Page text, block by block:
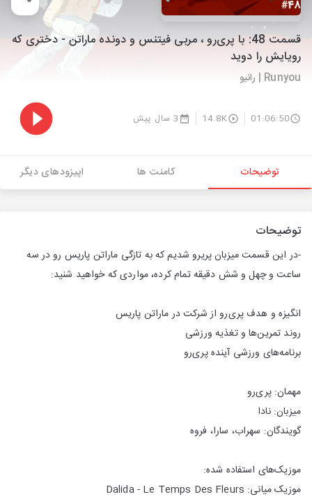
قسمت 48: با پری‌رو ، مربی فیتنس و دونده ماراتن - دختری که
رویایش را دوید
Runyou | رانیو
01:06:50
14.8K 3 سال پیش
توضیحات کامنت ها اپیزودهای دیگر
توضیحات
-در این قسمت میزبان پریرو شدیم که به تازگی ماراتن پاریس رو در سه
ساعت و چهل و شش دقیقه تمام کرده، مواردی که خواهید شنید:
انگیزه و هدف پری‌رو از شرکت در ماراتن پاریس
روند تمرین‌ها و تغذیه ورزشی
برنامه‌های ورزشی آینده پری‌رو
مهمان: پری‌رو
میزبان: نادا
گویندگان: سهراب، سارا، فروه
موزیک‌های استفاده شده:
موزیک میانی: Dalida - Le Temps Des Fleurs